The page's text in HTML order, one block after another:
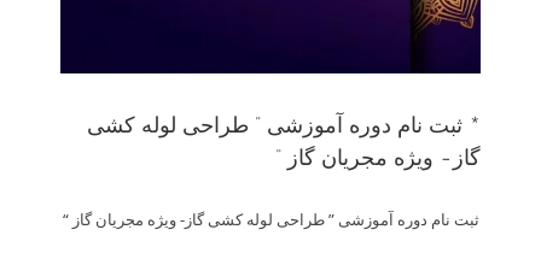
* ثبت نام دوره آموزشی ” طراحی لوله کشی
گاز- ویژه مجریان گاز “
ثبت نام دوره آموزشی ” طراحی لوله کشی گاز- ویژه مجریان گاز “